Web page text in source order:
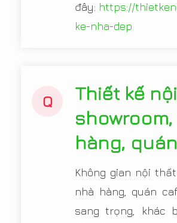
đây: https://
ke-nha-dep
Q
Thiết kế
hàng,
Không gian nội
nhà hàng, quán
sang trọng, khác